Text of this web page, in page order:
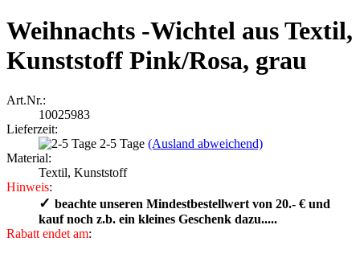
Weihnachts -Wichtel aus Textil,
Kunststoff Pink/Rosa, grau
Art.Nr.:
10025983
Lieferzeit:
2-5 Tage (Ausland abweichend)
Material:
Textil, Kunststoff
Hinweis:
✓ ​ beachte unseren Mindestbestellwert von 20.- € und
kauf noch z.b. ein kleines Geschenk dazu.....
Rabatt endet am: